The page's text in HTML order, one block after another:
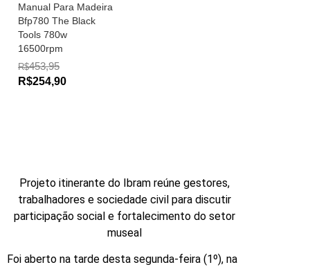
Manual Para Madeira
Bfp780 The Black
Tools 780w
16500rpm
R$453,95
R$254,90
Projeto itinerante do Ibram reúne gestores,
trabalhadores e sociedade civil para discutir
participação social e fortalecimento do setor
museal
Foi aberto na tarde desta segunda-feira (1º), na